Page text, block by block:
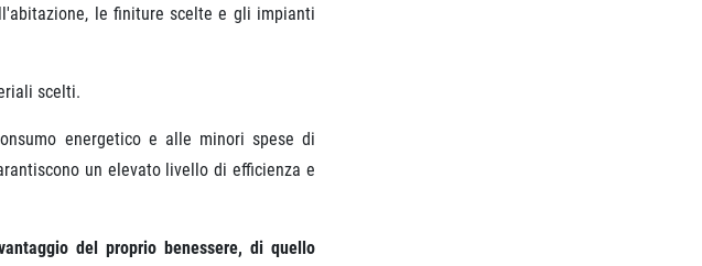
le finiture scelte e gli impianti
scelti.
energetico e alle minori spese di
un elevato livello di efficienza e
del proprio benessere, di quello